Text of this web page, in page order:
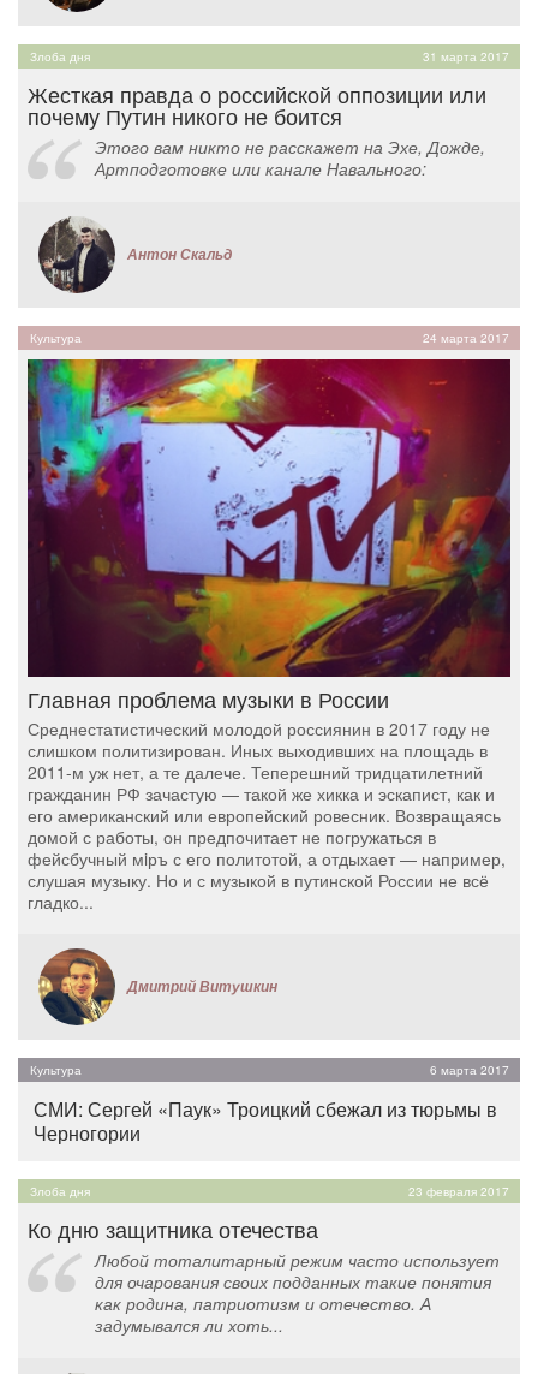
Злоба дня 31 марта 2017
Жесткая правда о российской оппозиции или
почему Путин никого не боится
Этого вам никто не расскажет на Эхе, Дожде,
Артподготовке или канале Навального:
Антон Скальд
Культура 24 марта 2017
Главная проблема музыки в России
Среднестатистический молодой россиянин в 2017 году не
слишком политизирован. Иных выходивших на площадь в
2011-м уж нет, а те далече. Теперешний тридцатилетний
гражданин РФ зачастую — такой же хикка и эскапист, как и
его американский или европейский ровесник. Возвращаясь
домой с работы, он предпочитает не погружаться в
фейсбучный мiръ с его политотой, а отдыхает — например,
слушая музыку. Но и с музыкой в путинской России не всё
гладко...
Дмитрий Витушкин
Культура 6 марта 2017
СМИ: Сергей «Паук» Троицкий сбежал из тюрьмы в
Черногории
Злоба дня 23 февраля 2017
Ко дню защитника отечества
Любой тоталитарный режим часто использует
для очарования своих подданных такие понятия
как родина, патриотизм и отечество. А
задумывался ли хоть...